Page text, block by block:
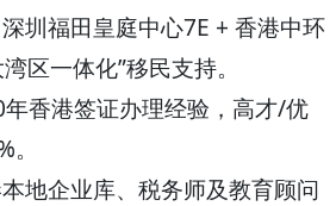
圳福田皇庭中心7E + 香港中环
区一体化”移民支持。
香港签证办理经验，高才/优
地企业库、税务师及教育顾问